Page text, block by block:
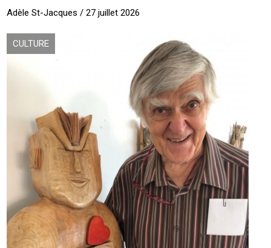
Adèle St-Jacques / 27 juillet 2026
CULTURE